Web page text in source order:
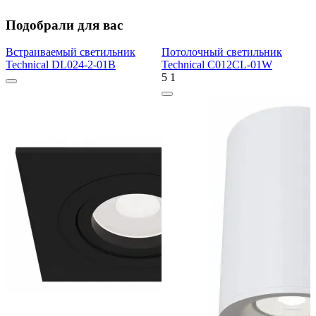
Подобрали для вас
Встраиваемый светильник
Technical DL024-2-01B
Потолочный светильник
Technical C012CL-01W
5 1